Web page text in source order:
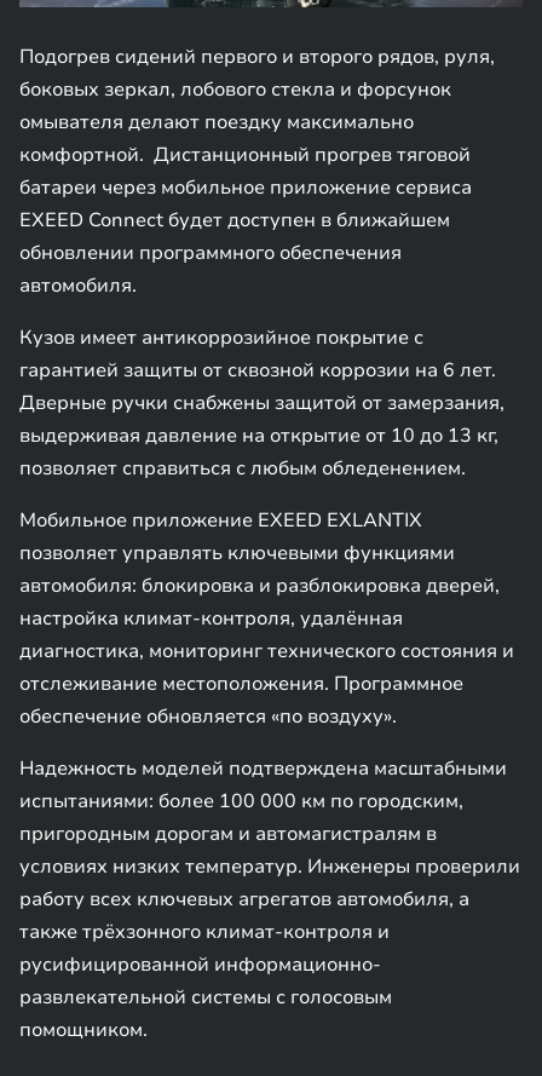
Подогрев сидений первого и второго рядов, руля,
боковых зеркал, лобового стекла и форсунок
омывателя делают поездку максимально
комфортной. Дистанционный прогрев тяговой
батареи через мобильное приложение сервиса
EXEED Connect будет доступен в ближайшем
обновлении программного обеспечения
автомобиля.
Кузов имеет антикоррозийное покрытие с
гарантией защиты от сквозной коррозии на 6 лет.
Дверные ручки снабжены защитой от замерзания,
выдерживая давление на открытие от 10 до 13 кг,
позволяет справиться с любым обледенением.
Мобильное приложение EXEED EXLANTIX
позволяет управлять ключевыми функциями
автомобиля: блокировка и разблокировка дверей,
настройка климат-контроля, удалённая
диагностика, мониторинг технического состояния и
отслеживание местоположения. Программное
обеспечение обновляется «по воздуху».
Надежность моделей подтверждена масштабными
испытаниями: более 100 000 км по городским,
пригородным дорогам и автомагистралям в
условиях низких температур. Инженеры проверили
работу всех ключевых агрегатов автомобиля, а
также трёхзонного климат-контроля и
русифицированной информационно-
развлекательной системы с голосовым
помощником.